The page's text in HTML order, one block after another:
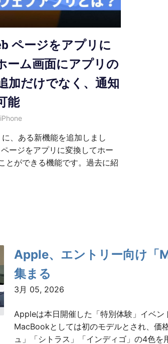
紹
介
ページをアプリに
ーム画面にアプリの
加だけでなく、通知
能
iPhone
、ある新機能を追加しまし
ージをアプリに変換してホー
とができる機能です。過去に紹
Apple、エントリー向け
集まる
3月 05, 2026
Appleは本日開催した「特別体験」イベ
MacBookとしては初のモデルとされ、価
ュ」「シトラス」「インディゴ」の4色